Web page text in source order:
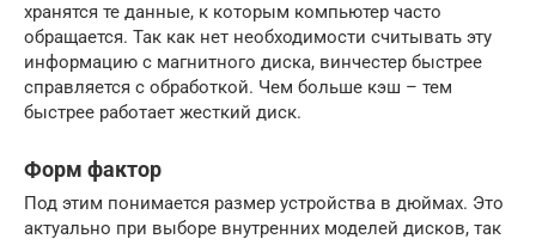
хранятся те данные, к которым компьютер часто
обращается. Так как нет необходимости считывать эту
информацию с магнитного диска, винчестер быстрее
справляется с обработкой. Чем больше кэш – тем
быстрее работает жесткий диск.
Форм фактор
Под этим понимается размер устройства в дюймах. Это
актуально при выборе внутренних моделей дисков, так